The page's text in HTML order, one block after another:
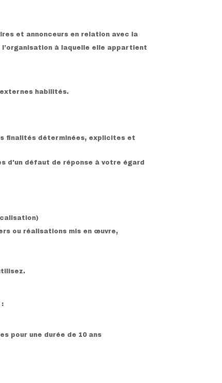
et annonceurs en relation avec la
à laquelle elle appartient
habilités.
finalités déterminées, explicites et
d'un défaut de réponse à votre égard
ou réalisations mis en œuvre,
:
pour une durée de 10 ans